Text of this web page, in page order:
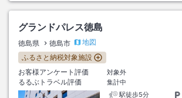
グランドパレス徳島
徳島県 徳島市
地図
ふるさと納税対象施設
お客様アンケート評価
対象外
るるぶトラベル評価
集計中
駅徒歩5分